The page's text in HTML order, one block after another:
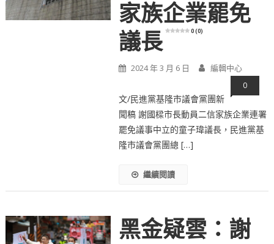
家族企業罷免
議長
0 (0)
2024 年 3 月 6 日 編輯中心
0
文/民進黨基隆市議會黨團新
聞稿 謝國樑市長動員二信家族企業連署
罷免議事中立的童子瑋議長，民進黨基
隆市議會黨團總 […]
繼續閱讀
黑金疑雲：謝